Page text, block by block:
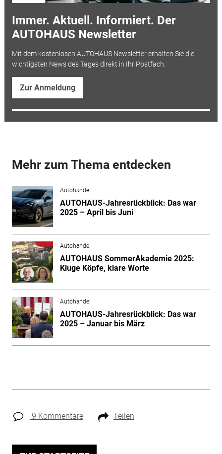
Immer. Aktuell. Informiert. Der
AUTOHAUS Newsletter
Mit dem kostenlosen AUTOHAUS Newsletter erhalten Sie die
wichtigsten News des Tages direkt in Ihr Postfach.
Zur Anmeldung
Mehr zum Thema entdecken
Autohandel
AUTOHAUS-Jahresrückblick: Das war
2025 – April bis Juni
Autohandel
AUTOHAUS SommerAkademie 2025:
Kluge Köpfe, klare Worte
Autohandel
AUTOHAUS-Jahresrückblick: Das war
2025 – Januar bis März
9 Kommentare Teilen